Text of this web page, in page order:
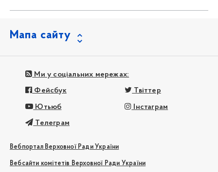
Мапа сайту
Ми у соціальних мережах:
Фейсбук Твіттер
Ютьюб Інстаграм
Телеграм
Вебпортал Верховної Ради України
Вебсайти комітетів Верховної Ради України